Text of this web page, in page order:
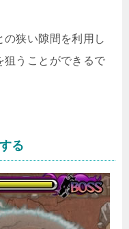
狭い隙間を利用し
狙うことができるで
る